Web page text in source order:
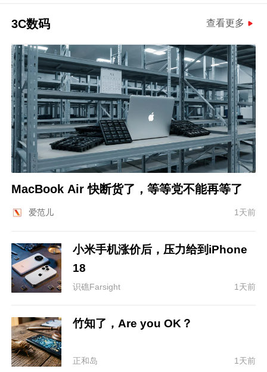
3C数码 查看更多
MacBook Air 快断货了，等等党不能再等了
爱范儿 1天前
小米手机涨价后，压力给到iPhone
18
识礁Farsight 1天前
竹知了，Are you OK？
正和岛 1天前